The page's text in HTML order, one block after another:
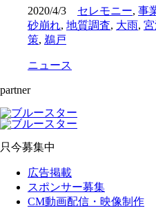
2020/4/3 セレモニー, 事
砂崩れ, 地質調査, 大雨,
策, 鵜戸
ニュース
partner
只今募集中
広告掲載
スポンサー募集
CM動画配信・映像制作